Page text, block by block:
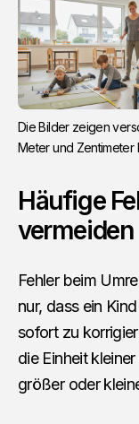
Die Bilder zeigen
Meter und Zentimeter
Häufige
vermeiden
Fehler beim
nur, dass ein
sofort zu
die Einheit
größer oder